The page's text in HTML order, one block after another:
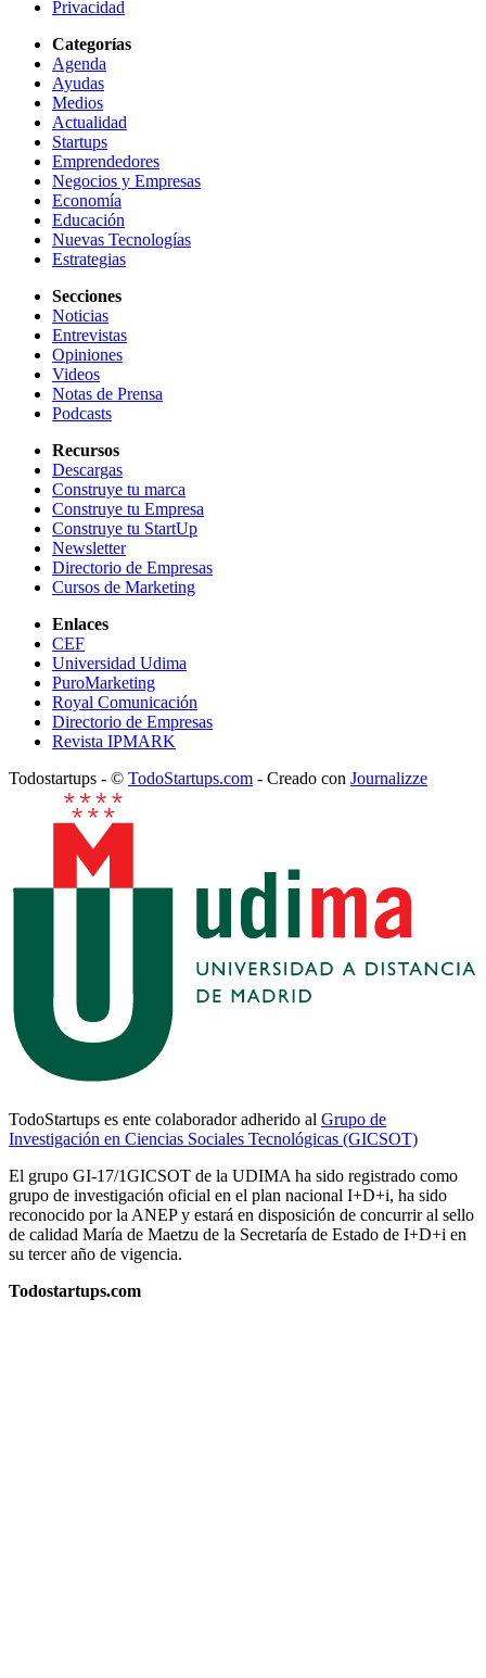
Privacidad
Categorías
Agenda
Ayudas
Medios
Actualidad
Startups
Emprendedores
Negocios y Empresas
Economía
Educación
Nuevas Tecnologías
Estrategias
Secciones
Noticias
Entrevistas
Opiniones
Videos
Notas de Prensa
Podcasts
Recursos
Descargas
Construye tu marca
Construye tu Empresa
Construye tu StartUp
Newsletter
Directorio de Empresas
Cursos de Marketing
Enlaces
CEF
Universidad Udima
PuroMarketing
Royal Comunicación
Directorio de Empresas
Revista IPMARK
Todostartups - © TodoStartups.com - Creado con Journalizze
TodoStartups es ente colaborador adherido al Grupo de
Investigación en Ciencias Sociales Tecnológicas (GICSOT)
El grupo GI-17/1GICSOT de la UDIMA ha sido registrado como
grupo de investigación oficial en el plan nacional I+D+i, ha sido
reconocido por la ANEP y estará en disposición de concurrir al sello
de calidad María de Maetzu de la Secretaría de Estado de I+D+i en
su tercer año de vigencia.
Todostartups.com